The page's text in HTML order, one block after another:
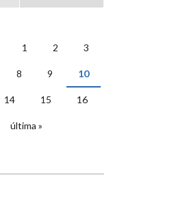
1 2 3
8 9 10
14 15 16
última »